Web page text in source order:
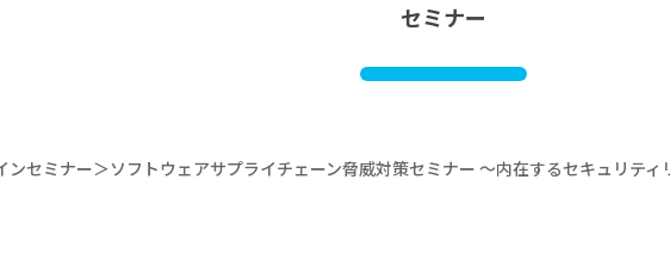
セミナー
ンセミナー＞ソフトウェアサプライチェーン脅威対策セミナー ～内在するセキュリテ